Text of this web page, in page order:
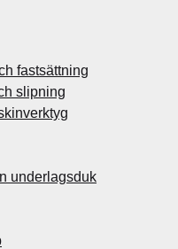
fastsättning
slipning
underlagsduk